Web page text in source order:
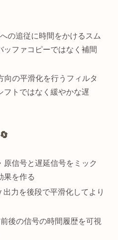
の追従に時間をかけるスム
ッファコピーではなく補間
の平滑化を行うフィルタ
フトではなく緩やかな遅
信号と遅延信号をミック
果を作る
力を後段で平滑化してより
後の信号の時間履歴を可視